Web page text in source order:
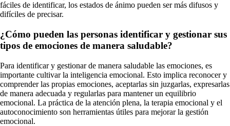
fáciles de identificar, los estados de ánimo pueden ser más difusos y
difíciles de precisar.
¿Cómo pueden las personas identificar y gestionar sus
tipos de emociones de manera saludable?
Para identificar y gestionar de manera saludable las emociones, es
importante cultivar la inteligencia emocional. Esto implica reconocer y
comprender las propias emociones, aceptarlas sin juzgarlas, expresarlas
de manera adecuada y regularlas para mantener un equilibrio
emocional. La práctica de la atención plena, la terapia emocional y el
autoconocimiento son herramientas útiles para mejorar la gestión
emocional.